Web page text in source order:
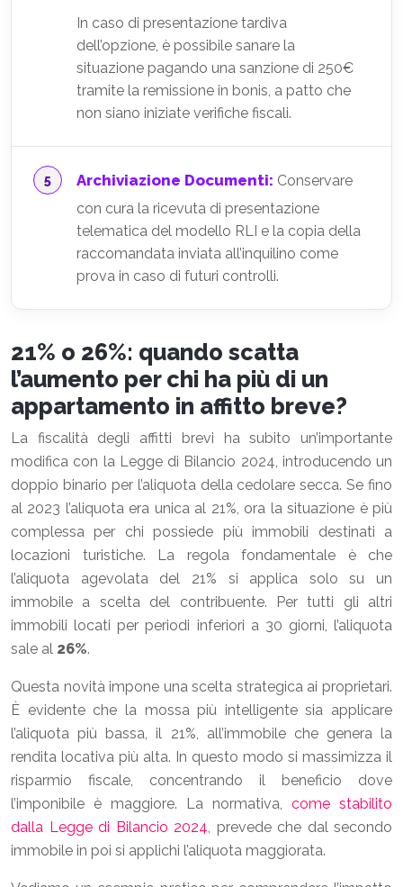
In caso di presentazione tardiva
dell’opzione, è possibile sanare la
situazione pagando una sanzione di 250€
tramite la remissione in bonis, a patto che
non siano iniziate verifiche fiscali.
Archiviazione Documenti: Conservare
con cura la ricevuta di presentazione
telematica del modello RLI e la copia della
raccomandata inviata all’inquilino come
prova in caso di futuri controlli.
21% o 26%: quando scatta
l’aumento per chi ha più di un
appartamento in affitto breve?
La fiscalità degli affitti brevi ha subito un’importante
modifica con la Legge di Bilancio 2024, introducendo un
doppio binario per l’aliquota della cedolare secca. Se fino
al 2023 l’aliquota era unica al 21%, ora la situazione è più
complessa per chi possiede più immobili destinati a
locazioni turistiche. La regola fondamentale è che
l’aliquota agevolata del 21% si applica solo su un
immobile a scelta del contribuente. Per tutti gli altri
immobili locati per periodi inferiori a 30 giorni, l’aliquota
sale al 26%.
Questa novità impone una scelta strategica ai proprietari.
È evidente che la mossa più intelligente sia applicare
l’aliquota più bassa, il 21%, all’immobile che genera la
rendita locativa più alta. In questo modo si massimizza il
risparmio fiscale, concentrando il beneficio dove
l’imponibile è maggiore. La normativa, come stabilito
dalla Legge di Bilancio 2024, prevede che dal secondo
immobile in poi si applichi l’aliquota maggiorata.